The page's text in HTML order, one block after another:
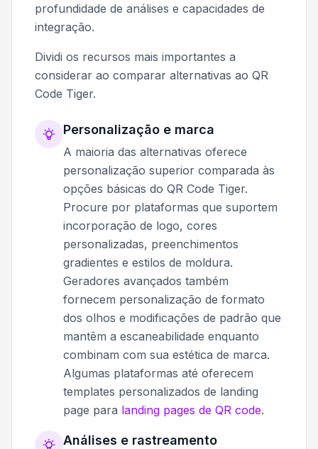
profundidade de análises e capacidades de
integração.
Dividi os recursos mais importantes a
considerar ao comparar alternativas ao QR
Code Tiger.
Personalização e marca
A maioria das alternativas oferece
personalização superior comparada às
opções básicas do QR Code Tiger.
Procure por plataformas que suportem
incorporação de logo, cores
personalizadas, preenchimentos
gradientes e estilos de moldura.
Geradores avançados também
fornecem personalização de formato
dos olhos e modificações de padrão que
mantêm a escaneabilidade enquanto
combinam com sua estética de marca.
Algumas plataformas até oferecem
templates personalizados de landing
page para landing pages de QR code.
Análises e rastreamento